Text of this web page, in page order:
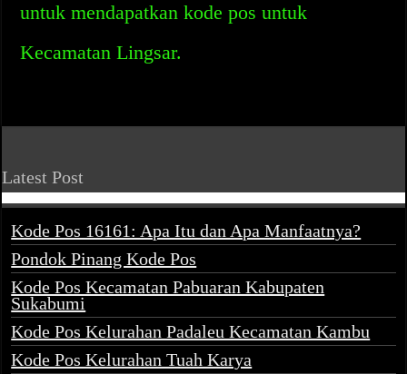
untuk mendapatkan kode pos untuk
Kecamatan Lingsar.
Latest Post
Kode Pos 16161: Apa Itu dan Apa Manfaatnya?
Pondok Pinang Kode Pos
Kode Pos Kecamatan Pabuaran Kabupaten
Sukabumi
Kode Pos Kelurahan Padaleu Kecamatan Kambu
Kode Pos Kelurahan Tuah Karya